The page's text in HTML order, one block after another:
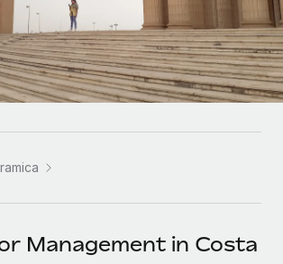
Management in Costa